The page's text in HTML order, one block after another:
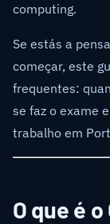
computing.
Se estás a
começar, este
frequentes:
se faz o exame
trabalho em
O que é